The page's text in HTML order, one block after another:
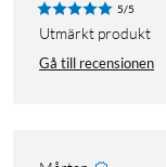
5/5
utmärkt produkt
Gå till recensionen